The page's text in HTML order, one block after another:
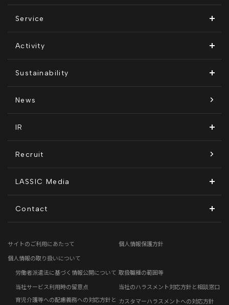
ビジョン・ミッション
会社概要
沿革
Service
Remogu（リモグ）・リラシク
Remoguフリーランス
Activity
メディア運営
テレリモ総研
Sustainability
SDGsに対する取り組み
コンプライアンス推進体制
News
IR
開示情報
コーポレート・ガバナンス
Recruit
LASSIC Media
地方創生コラム
お客さまの声
社員の声
Contact
サイトのご利用にあたって
個人情報保護方針
個人情報の取り扱いについて
労働者派遣法に基づく情報公開について 取扱職種の範囲等
当社サービス利用時の留意点
当社のハラスメント対応方針と相談窓口
育児介護等への配慮義務への対応方針と カスタマーハラスメントへの対応方針